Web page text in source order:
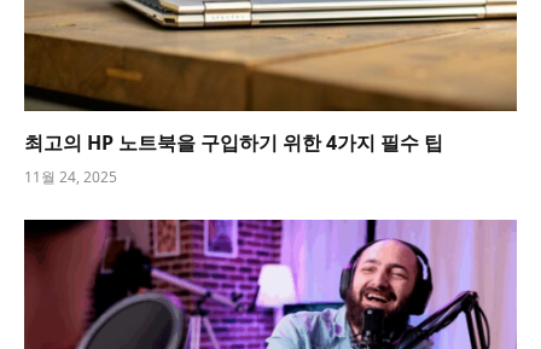
최고의 HP 노트북을 구입하기 위한 4가지 필수 팁
11월 24, 2025